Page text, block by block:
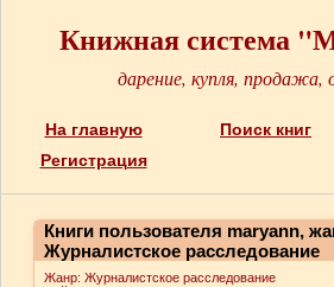
Книжная система
дарение, купля, продажа,
На главную Поиск книг
Регистрация
Книги пользователя maryann,
Журналистское расследование
Жанр: Журналистское расследование